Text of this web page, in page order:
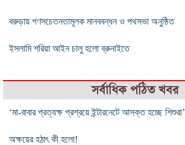
বরুড়ায় গণসচেতনতামূলক মানববন্ধন ও পথসভা অনুষ্ঠিত
ইসলামি শরিয়া আইন চালু হলো ব্রুনাইতে
সর্বাধিক পঠিত খবর
‘মা-বাবার প্রত্যক্ষ প্রশ্রয়ে ইন্টারনেটে আসক্ত হচ্ছে শিশুরা’
অক্ষয়ের হঠাৎ কী হলো!